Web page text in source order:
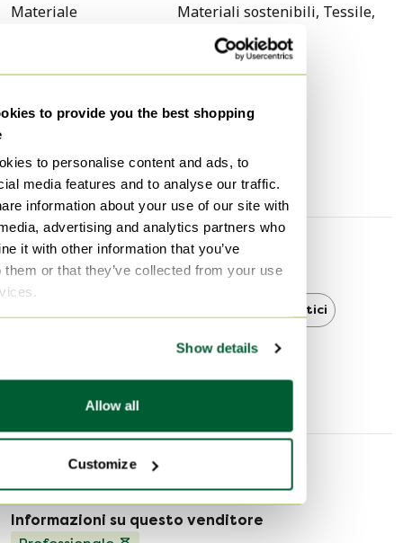
to provide you the best shopping
to personalise content and ads, to
media features and to analyse our traffic.
information about your use of our site with
advertising and analytics partners who
it with other information that you’ve
them or that they’ve collected from your use
Show details
Allow all
Customize
Materiale
Materiali sostenibili, Tessile,
Metallo
Altezza
150 cm
Profondità
83 cm
Scoprire di più
Moderno Divani acustici
Divani acustici
Informazioni sul venditore
Informazioni su questo venditore